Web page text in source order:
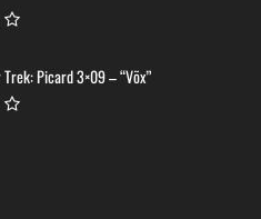
Picard 3×09 – “Võx”